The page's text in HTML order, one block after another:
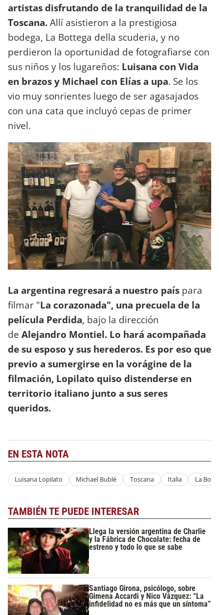
artistas disfrutando de la tranquilidad de la
Toscana.Allí asistieron a la prestigiosa
bodega, La Bottega della scuderia, y no
perdieron la oportunidad de fotografiarse con
sus niños y los lugareños: Luisana con Vida
en brazos y Michael con Elías a upa. Se los
vio muy sonrientes luego de ser agasajados
con una cata que incluyó cepas de primer
nivel.
La argentina regresará a nuestro país para
filmar "La corazonada", una precuela de la
película Perdida, bajo la dirección
de Alejandro Montiel. Lo hará acompañada
de su esposo y sus herederos. Es por eso que
previo a sumergirse en la vorágine de la
filmación, Lopilato quiso distenderse en
territorio italiano junto a sus seres
queridos.
EN ESTA NOTA
Luisana Lopilato Michael Bublé Toscana Italia La
TAMBIÉN TE PUEDE INTERESAR
Llega la versión argentina de Charlie
y la Fábrica de Chocolate: fecha de
estreno y todo lo que se sabe
Santiago Girona, psicólogo, sobre
Gimena Accardi y Nico Vázquez: “La
infidelidad no es más que un síntoma”